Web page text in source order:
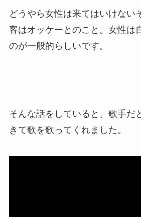
どうやら女性は来てはいけない
客はオッケーとのこと。女性は
のが一般的らしいです。
そんな話をしていると、歌手だ
きて歌を歌ってくれました。